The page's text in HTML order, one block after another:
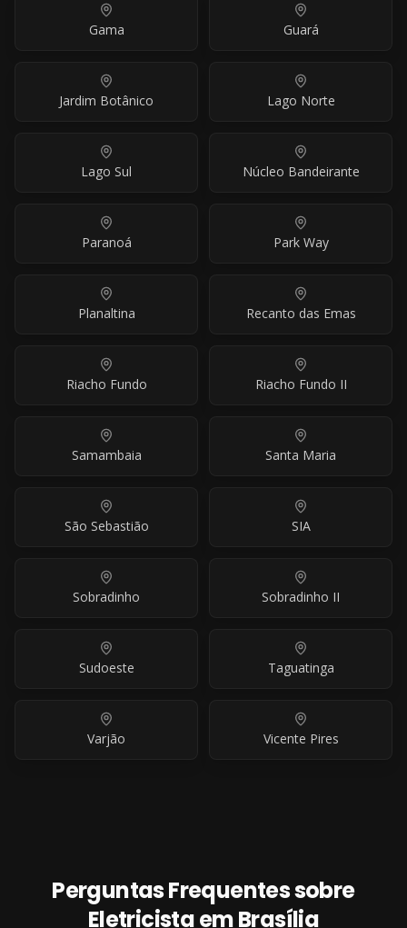
Gama Guará
Jardim Botânico Lago Norte
Lago Sul Núcleo Bandeirante
Paranoá Park Way
Planaltina Recanto das Emas
Riacho Fundo Riacho Fundo II
Samambaia Santa Maria
São Sebastião SIA
Sobradinho Sobradinho II
Sudoeste Taguatinga
Varjão Vicente Pires
Perguntas Frequentes sobre
EletricistaemBrasília